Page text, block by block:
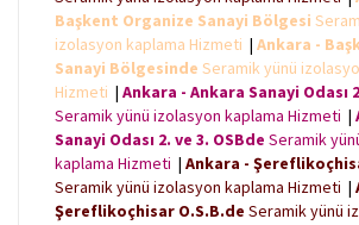
Başkent Organize Sanayi Bölgesi
izolasyon kaplama Hizmeti | Ankara -
Sanayi Bölgesinde Seramik yünü
Hizmeti | Ankara - Ankara Sanayi Odası
Seramik yünü izolasyon kaplama Hizmeti |
Sanayi Odası 2. ve 3. OSBde Seramik
kaplama Hizmeti | Ankara -
Seramik yünü izolasyon kaplama Hizmeti |
Şereflikoçhisar O.S.B.de Seramik yünü